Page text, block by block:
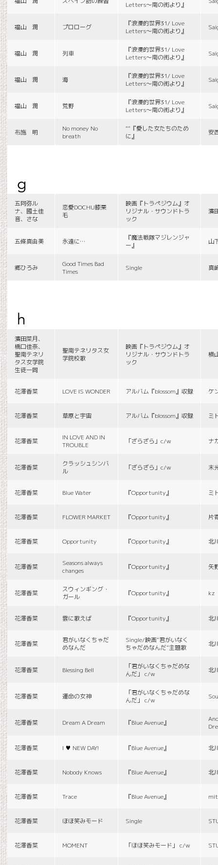
Letters〜南の街より』
福山 潤 プロローグ
『浪漫的世界31/ Love
Letters〜南の街より』
福山 潤 列車
『浪漫的世界31/ Love
Letters〜南の街より』
福山 潤 海
『浪漫的世界31/ Love
Letters〜南の街より』
福山 潤 荒野
『浪漫的世界31/ Love
Letters〜南の街より』
布施 明
No money No
breath
““『愛した女たちのため
に』
安
g
五阿弥ル
ナ、國土佳
音、さな
恋愛DOCHU膝栗
毛
映画『トラペジウム』オ
リジナル・サウンドトラ
ック
濱
五條真由美 永遠に…
『魔法戦隊マジレンジャ
ー』
山
郷ひろみ
Good Times Bad
Times
Single 真
h
濱田菜月、
橋口佳奈、
聖南テネリ
タス女学院
生徒一同
聖南テネリタス女
学院校歌
映画『トラペジウム』オ
リジナル・サウンドトラ
ック
横
花澤香菜 LOVE IS WONDER アルバム『blossom』収録 ケ
花澤香菜 草原と宇宙 アルバム『blossom』収録 ミ
花澤香菜
IN LOVE AND IN
TROUBLE
「ざらざら」c/w ナ
花澤香菜
クラッシュシンバ
ル
「ざらざら」c/w 末
花澤香菜 Blue Water 『Opportunity』 ミ
花澤香菜 FLOWER MARKET 『Opportunity』 片
花澤香菜 Opportunity 『Opportunity』 北
花澤香菜
Seasons always
changes
『Opportunity』 矢
花澤香菜
スウィンギング・
ガール
『Opportunity』 kz
花澤香菜 雲に歌えば 『Opportunity』 北
花澤香菜
君がいなくちゃだ
めなんだ
Single/映画“君がいなく
ちゃだめなんだ”主題歌
北
花澤香菜 Blessing Bell
「君がいなくちゃだめな
んだ」 c/w
北
花澤香菜 運命の女神
「君がいなくちゃだめな
んだ」 c/w
花澤香菜 Dream A Dream 『Blue Avenue』
花澤香菜 I ♥ NEW DAY! 『Blue Avenue』 北
花澤香菜 Nobody Knows 『Blue Avenue』 北
花澤香菜 Trace 『Blue Avenue』
花澤香菜 ほほ笑みモード Single
花澤香菜 MOMENT 「ほほ笑みモード」 c/w